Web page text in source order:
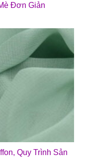
Đơn Giản
Quy Trình Sản